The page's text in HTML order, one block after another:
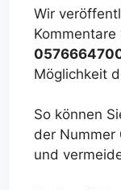
Wir
Möglichkeit
So können
der
und